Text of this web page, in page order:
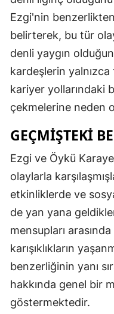
Ezgi'nin benzerlikten
belirterek, bu tür
denli yaygın
kardeşlerin
kariyer yollarındaki
çekmelerine neden
GEÇMIŞTEKI
Ezgi ve Öykü
olaylarla
etkinliklerde ve
de yan yana
mensupları arasında
karışıklıkların
benzerliğinin yanı
hakkında genel bir
göstermektedir.